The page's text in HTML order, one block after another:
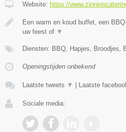
Website: https://
Een warm en koud buffet, een
uw feest of ▼
Diensten: BBQ, Hapjes, Broodjes,
Openingstijden onbekend
Laatste tweets ▼ Laatste
Sociale media: